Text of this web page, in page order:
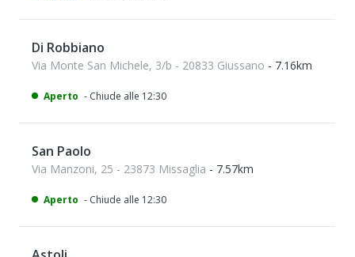
Di Robbiano
Via Monte San Michele, 3/b - 20833 Giussano - 7.16km
Aperto - Chiude alle 12:30
San Paolo
Via Manzoni, 25 - 23873 Missaglia - 7.57km
Aperto - Chiude alle 12:30